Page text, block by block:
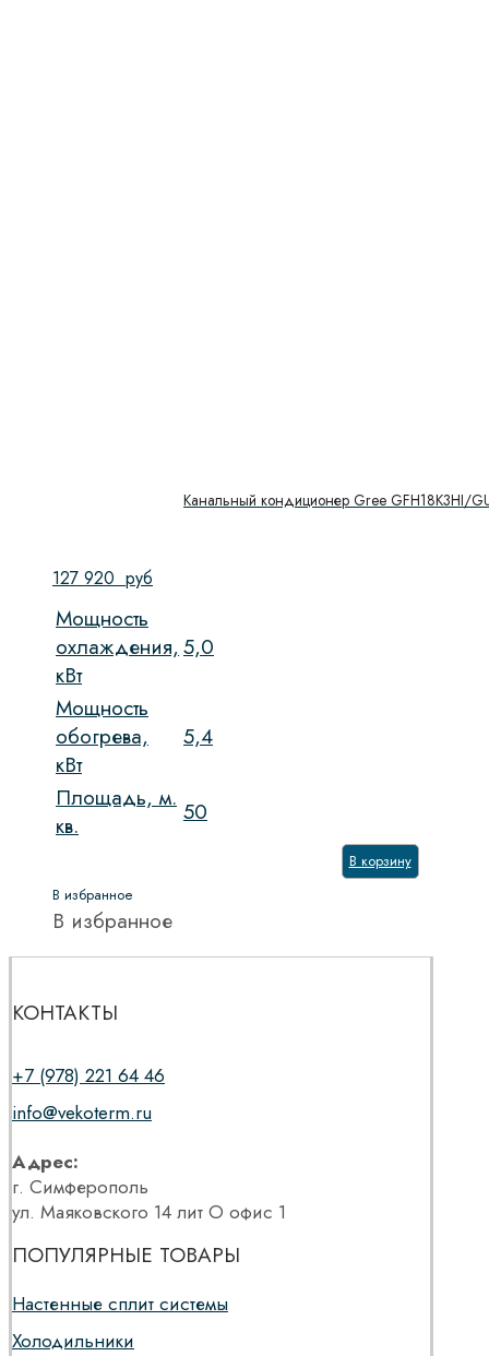
Канальный кондиционер Gree GFH18K3HI/
127 920 руб
Мощность
охлаждения,
кВт
5,0
Мощность
обогрева,
кВт
5,4
Площадь, м.
кв.
50
В корзину
В избранное
В избранное
КОНТАКТЫ
+7 (978) 221 64 46
info@vekoterm.ru
Адрес:
г. Симферополь
ул. Маяковского 14 лит О офис 1
ПОПУЛЯРНЫЕ ТОВАРЫ
Настенные сплит системы
Холодильники